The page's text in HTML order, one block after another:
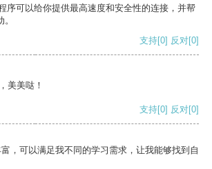
序可以给你提供最高速度和安全性的连接，并帮
支持[0] 反对[0]
美美哒！
支持[0] 反对[0]
，可以满足我不同的学习需求，让我能够找到自